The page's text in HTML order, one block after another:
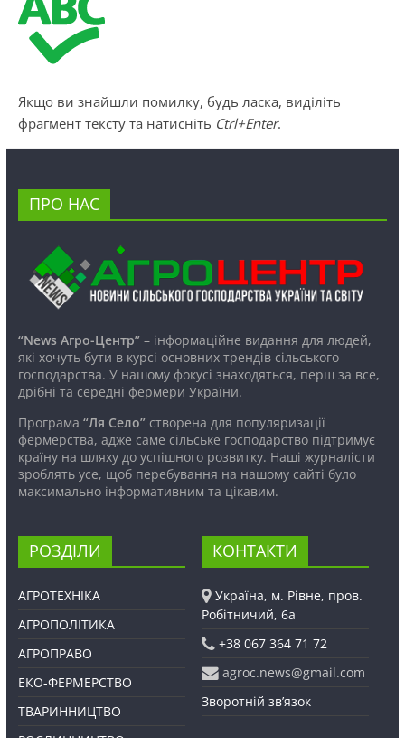
Якщо ви знайшли помилку, будь ласка, виділіть
фрагмент тексту та натисніть Ctrl+Enter.
ПРО НАС
“News Агро-Центр”– інформаційне видання для людей,
які хочуть бути в курсі основних трендів сільського
господарства. У нашому фокусі знаходяться, перш за все,
дрібні та середні фермери України.
Програма “Ля Село”створена для популяризації
фермерства, адже саме сільське господарство підтримує
країну на шляху до успішного розвитку. Наші журналісти
зроблять усе, щоб перебування на нашому сайті було
максимально інформативним та цікавим.
РОЗДІЛИ
АГРОТЕХНІКА
АГРОПОЛІТИКА
АГРОПРАВО
ЕКО-ФЕРМЕРСТВО
ТВАРИННИЦТВО
КОНТАКТИ
Україна, м. Рівне, пров.
Робітничий, 6а
+38 067 364 71 72
agroc.news@gmail.com
Зворотній зв’язок